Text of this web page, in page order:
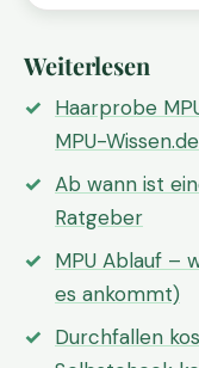
Weiterlesen
Haarprobe
MPU-Wissen.de
Ab wann ist
Ratgeber
MPU Ablauf –
es ankommt)
Durchfallen